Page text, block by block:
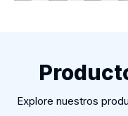
Explore nuestros